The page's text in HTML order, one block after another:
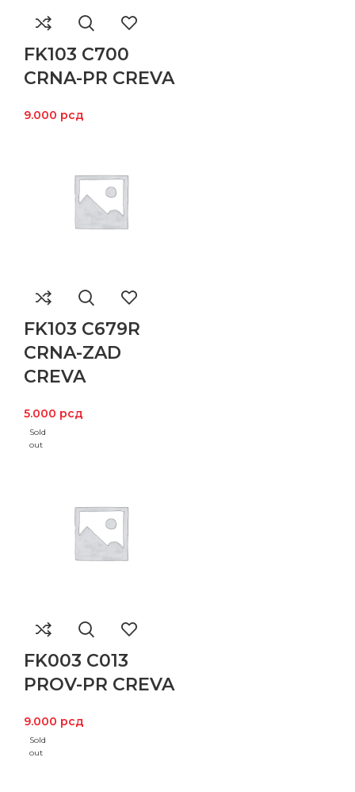
FK103 C700
CRNA-PR CREVA
9.000 рсд
FK103 C679R
CRNA-ZAD
CREVA
5.000 рсд
Sold
out
FK003 C013
PROV-PR CREVA
9.000 рсд
Sold
out